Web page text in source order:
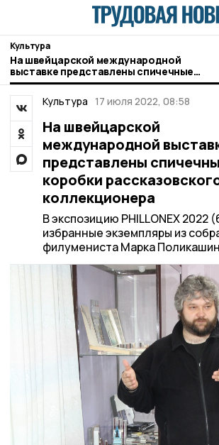
Культура
На швейцарской международной
выставке представлены спичечные
коробки рассказовского
Культура 17 июля 2022, 08:58
На швейцарской
международной
представлены
коробки
коллекционера
В экспозицию PHILLONEX 2022
избранные экземпляры из
филумениста Марка